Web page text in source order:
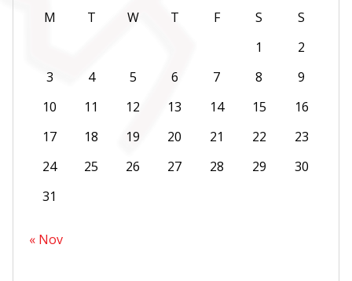
M
T W T F S
S
1
2
3
4 5 6 7 8
9
10
11 12 13 14 15
16
17
18 19 20 21 22
23
24
25 26 27 28 29
30
31
« Nov